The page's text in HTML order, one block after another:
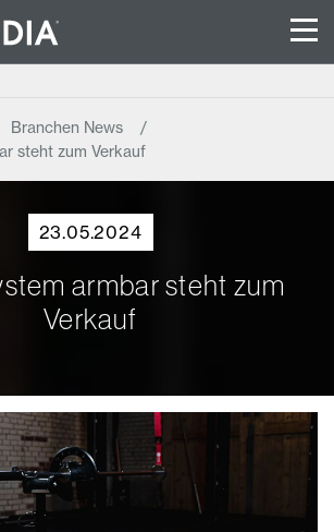
Branchen News
steht zum Verkauf
23.05.2024
armbar steht zum
Verkauf